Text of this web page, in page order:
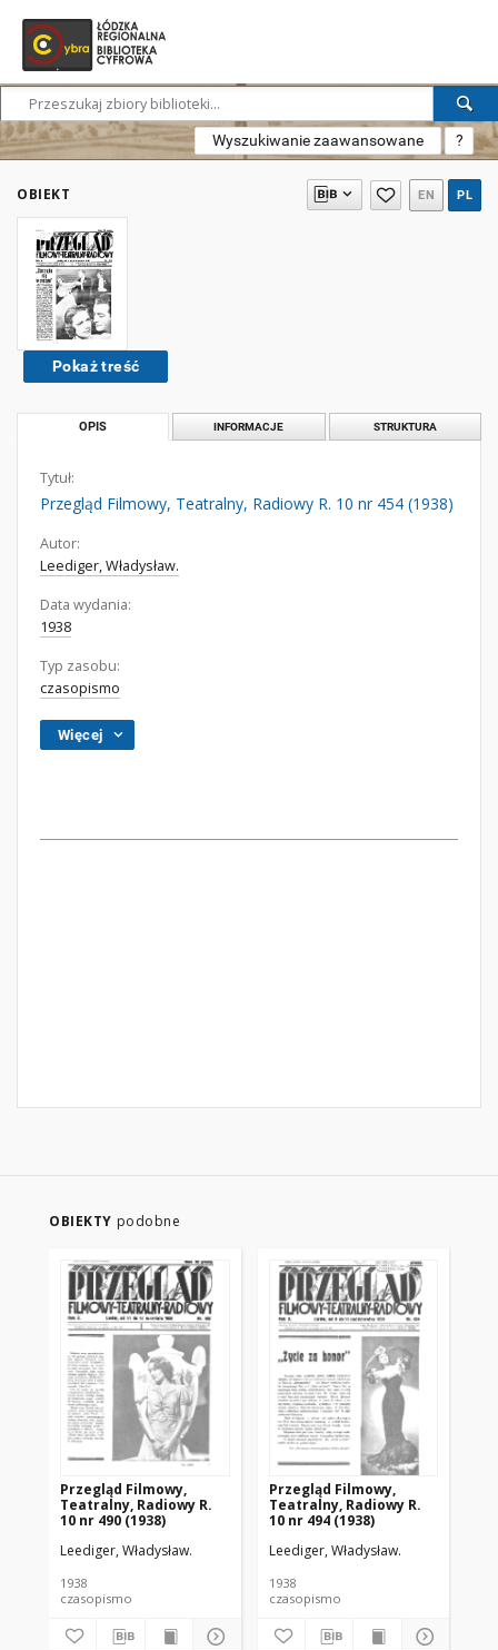
Wyszukiwanie zaawansowane ?
OBIEKT EN PL
Pokaż treść
OPIS INFORMACJE STRUKTURA
Tytuł:
Przegląd Filmowy, Teatralny, Radiowy R. 10 nr 454 (1938)
Autor:
Leediger, Władysław.
Data wydania:
1938
Typ zasobu:
czasopismo
Więcej
OBIEKTY podobne
Przegląd Filmowy,
Teatralny, Radiowy R.
10 nr 490 (1938)
Leediger, Władysław.
1938
czasopismo
Przegląd Filmowy,
Teatralny, Radiowy R.
10 nr 494 (1938)
Leediger, Władysław.
1938
czasopismo